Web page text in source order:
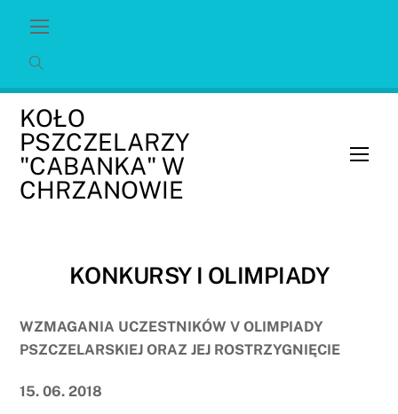
content
Menu
KOŁO
PSZCZELARZY
"CABANKA" W
CHRZANOWIE
KONKURSY I OLIMPIADY
WZMAGANIA UCZESTNIKÓW V OLIMPIADY
PSZCZELARSKIEJ ORAZ JEJ ROSTRZYGNIĘCIE
15. 06. 2018